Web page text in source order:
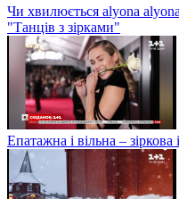
Чи хвилюється alyona
"Танців з зірками"
Епатажна і вільна –